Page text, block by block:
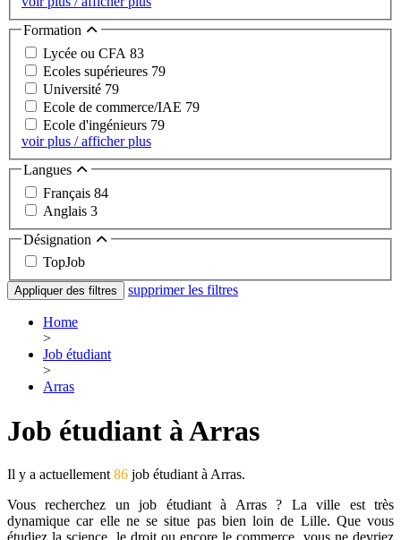
Formation
Lycée ou CFA 83
Ecoles supérieures 79
Université 79
Ecole de commerce/IAE 79
Ecole d'ingénieurs 79
voir plus / afficher plus
Langues
Français 84
Anglais 3
Désignation
TopJob
Appliquer des filtres supprimer les filtres
Home
>
Job étudiant
>
Arras
Job étudiant à Arras
Il y a actuellement 86 job étudiant à Arras.
Vous recherchez un job étudiant à Arras ? La ville est très
dynamique car elle ne se situe pas bien loin de Lille. Que vous
étudiez la science, le droit ou encore le commerce, vous ne devriez